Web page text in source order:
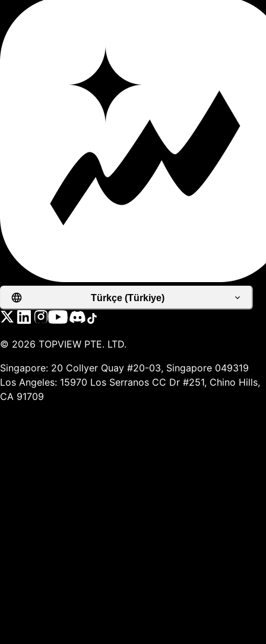
Türkçe (Türkiye)
© 2026 TOPVIEW PTE. LTD.
Singapore: 20 Collyer Quay #20-03, Singapore 049319
Los Angeles: 15970 Los Serranos CC Dr #251, Chino Hills,
CA 91709